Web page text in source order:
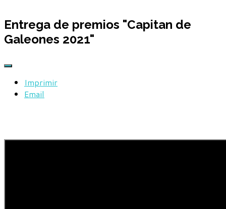
Entrega de premios "Capitan de
Galeones 2021"
Imprimir
Email